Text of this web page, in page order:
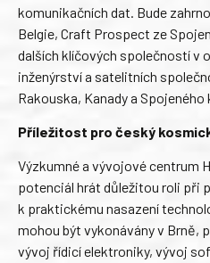
komunikačních dat. Bude
Belgie, Craft Prospect ze
dalších klíčových společností v
inženýrství a satelitních
Rakouska, Kanady a Spojeného
Příležitost pro český
Výzkumné a vývojové centrum
potenciál hrát důležitou roli při
k praktickému nasazení
mohou být vykonávány v Brně,
vývoj řídicí elektroniky, vývoj